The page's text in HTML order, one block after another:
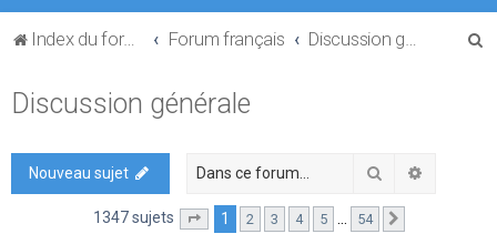
Index du forum Forum français
Discussion générale
Nouveau sujet Rechercher
1347 sujets Page sur54
1 2 3 4 5 … 54